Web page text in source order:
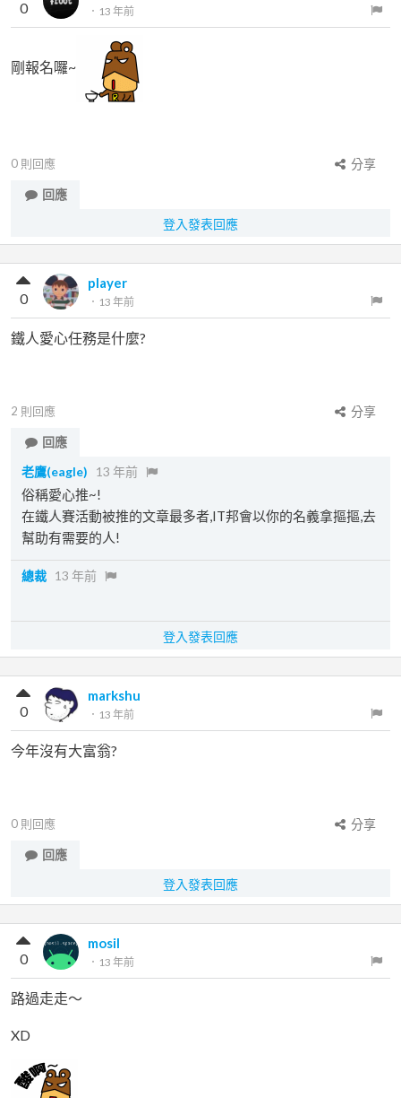
． 13 年前
0
剛報名囉~
0 則回應
分享
回應
登入發表回應
player
． 13 年前
0
鐵人愛心任務是什麼?
2 則回應
分享
回應
老鷹(eagle)
13 年前
俗稱愛心推~!
在鐵人賽活動被推的文章最多者,IT邦會以你的名義拿摳摳,去
幫助有需要的人!
總裁 13 年前
登入發表回應
markshu
． 13 年前
0
今年沒有大富翁?
0 則回應
分享
回應
登入發表回應
mosil
． 13 年前
0
路過走走～
XD